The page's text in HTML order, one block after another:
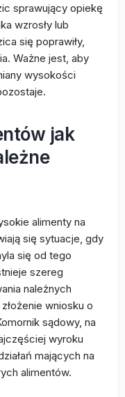
sprawujący opiekę
wzrosły lub
się poprawiły,
Ważne jest, aby
wysokości
jak
alimenty na
się sytuacje, gdy
się od tego
szereg
należnych
wniosku o
sądowy, na
wyroku
mających na
alimentów.